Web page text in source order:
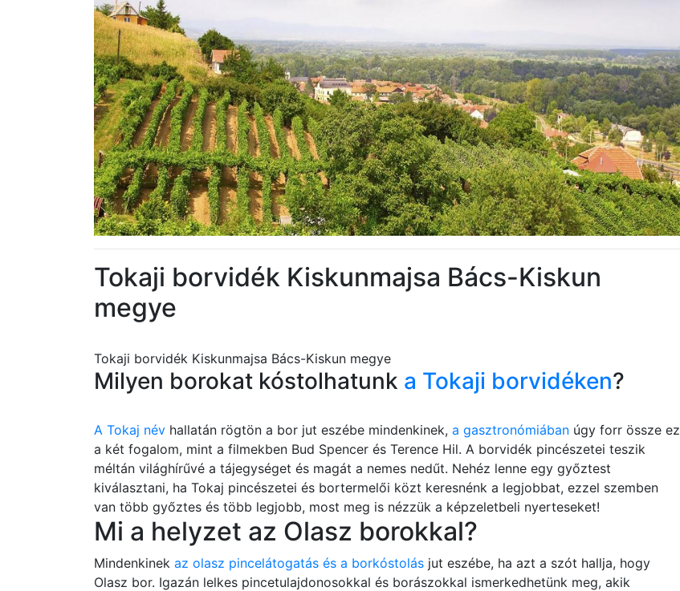
Tokaji borvidék Kiskunmajsa Bács-Kiskun
megye
Tokaji borvidék Kiskunmajsa Bács-Kiskun megye
Milyen borokat kóstolhatunk a Tokaji borvidéken?
A Tokaj név hallatán rögtön a bor jut eszébe mindenkinek, a gasztronómiában úgy forr össze ez
a két fogalom, mint a filmekben Bud Spencer és Terence Hil. A borvidék pincészetei teszik
méltán világhírűvé a tájegységet és magát a nemes nedűt. Nehéz lenne egy győztest
kiválasztani, ha Tokaj pincészetei és bortermelői közt keresnénk a legjobbat, ezzel szemben
van több győztes és több legjobb, most meg is nézzük a képzeletbeli nyerteseket!
Mi a helyzet az Olasz borokkal?
Mindenkinek az olasz pincelátogatás és a borkóstolás jut eszébe, ha azt a szót hallja, hogy
Olasz bor. Igazán lelkes pincetulajdonosokkal és borászokkal ismerkedhetünk meg, akik